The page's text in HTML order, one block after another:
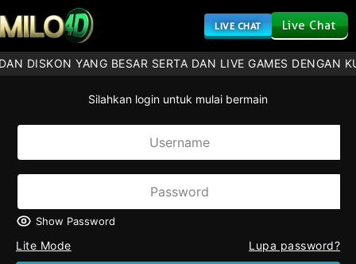
Live Chat
LIVE CHAT
DISKON YANG BESAR SERTA DAN LIVE GAMES DENGAN
Silahkan login untuk mulai bermain
Show Password
Lite Mode Lupa password?